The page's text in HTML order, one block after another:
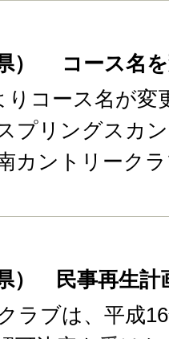
） コース名
りコース名が変
プリングスカ
カントリーク
） 民事再生計
ラブは、平成